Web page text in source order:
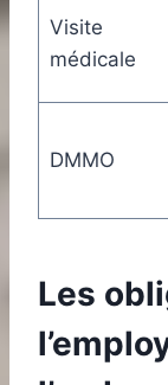
Visite
médicale
DMMO
Les